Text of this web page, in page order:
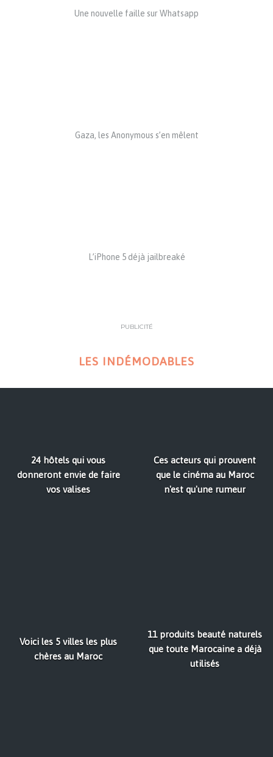
Une nouvelle faille sur Whatsapp
Gaza, les Anonymous s’en mêlent
L’iPhone 5 déjà jailbreaké
PUBLICITÉ
LES INDÉMODABLES
24 hôtels qui vous
donneront envie de faire
vos valises
Ces acteurs qui prouvent
que le cinéma au Maroc
n'est qu'une rumeur
Voici les 5 villes les plus
chères au Maroc
11 produits beauté naturels
que toute Marocaine a déjà
utilisés